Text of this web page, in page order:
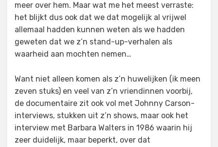
meer over hem. Maar wat me het meest verraste:
het blijkt dus ook dat we dat mogelijk al vrijwel
allemaal hadden kunnen weten als we hadden
geweten dat we z’n stand-up-verhalen als
waarheid aan mochten nemen…
Want niet alleen komen als z’n huwelijken (ik meen
zeven stuks) en veel van z’n vriendinnen voorbij,
de documentaire zit ook vol met Johnny Carson-
interviews, stukken uit z’n shows, maar ook het
interview met Barbara Walters in 1986 waarin hij
zeer duidelijk, maar beperkt, over dat